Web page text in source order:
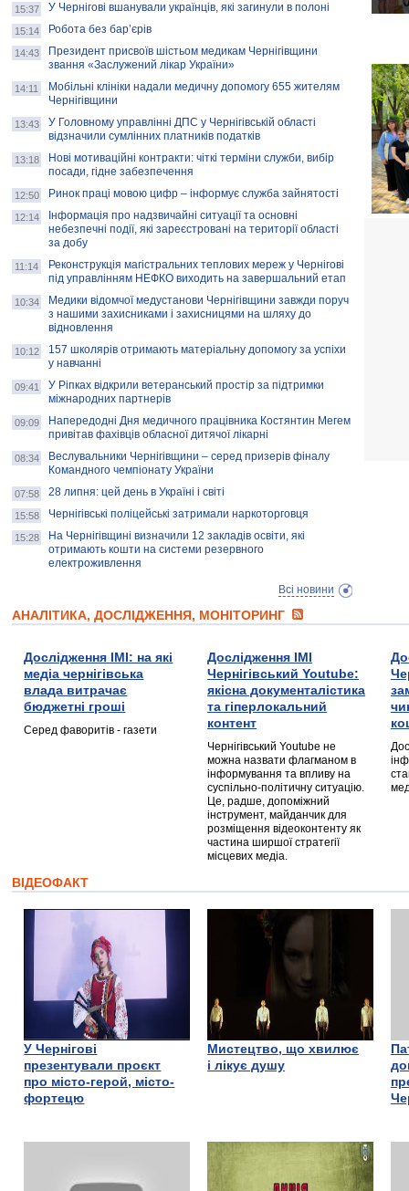
Золота тварина: видання Forbes
написало про чернігівця Патрона: хто і
скільки на ньому заробляє? І куди
витрачають?
15:37 У Чернігові вшанували українців, які загинули в полоні
15:14 Робота без бар’єрів
14:43
Президент присвоїв шістьом медикам Чернігівщини
звання «Заслужений лікар України»
14:11
Мобільні клініки надали медичну допомогу 655 жителям
Чернігівщини
13:43
У Головному управлінні ДПС у Чернігівській області
відзначили сумлінних платників податків
13:18
Нові мотиваційні контракти: чіткі терміни служби, вибір
посади, гідне забезпечення
12:50 Ринок праці мовою цифр – інформує служба зайнятості
12:14
Інформація про надзвичайні ситуації та основні
небезпечні події, які зареєстровані на території області
за добу
11:14
Реконструкція магістральних теплових мереж у Чернігові
під управлінням НЕФКО виходить на завершальний етап
10:34
Медики відомчої медустанови Чернігівщини завжди поруч
з нашими захисниками і захисницями на шляху до
відновлення
10:12
157 школярів отримають матеріальну допомогу за успіхи
у навчанні
09:41
У Ріпках відкрили ветеранський простір за підтримки
міжнародних партнерів
09:09
Напередодні Дня медичного працівника Костянтин Мегем
привітав фахівців обласної дитячої лікарні
08:34
Веслувальники Чернігівщини – серед призерів фіналу
Командного чемпіонату України
07:58 28 липня: цей день в Україні і світі
15:58 Чернігівські поліцейські затримали наркоторговця
15:28
На Чернігівщині визначили 12 закладів освіти, які
отримають кошти на системи резервного
електроживлення
Всі новини
АНАЛІТИКА, ДОСЛІДЖЕННЯ, МОНІТОРИНГ
Дослідження ІМІ: на які
медіа чернігівська
влада витрачає
бюджетні гроші
Серед фаворитів - газети
Дослідження ІМІ
Чернігівський Youtube:
якісна документалістика
та гіперлокальний
контент
Чернігівський Youtube не
можна назвати флагманом в
інформування та впливу на
суспільно-політичну ситуацію.
Це, радше, допоміжний
інструмент, майданчик для
розміщення відеоконтенту як
частина ширшої стратегії
місцевих медіа.
ВІДЕОФАКТ
У Чернігові
презентували проєкт
про місто-герой, місто-
фортецю
Мистецтво, що хвилює
і лікує душу